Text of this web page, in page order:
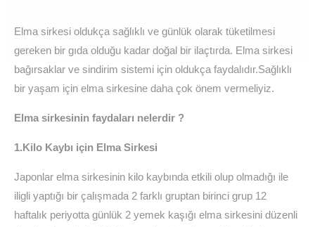
Elma sirkesi oldukça sağlıklı ve günlük olarak tüketilmesi
gereken bir gıda olduğu kadar doğal bir ilaçtırda. Elma sirkesi
bağırsaklar ve sindirim sistemi için oldukça faydalıdır.Sağlıklı
bir yaşam için elma sirkesine daha çok önem vermeliyiz.
Elma sirkesinin faydaları nelerdir ?
1.Kilo Kaybı için Elma Sirkesi
Japonlar elma sirkesinin kilo kaybında etkili olup olmadığı ile
iligli yaptığı bir çalışmada 2 farklı gruptan birinci grup 12
haftalık periyotta günlük 2 yemek kaşığı elma sirkesini düzenli